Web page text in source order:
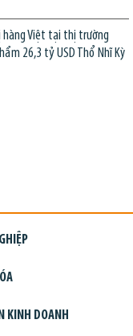
hàng Việt tại thị trường
26,3 tỷ USD Thổ Nhĩ Kỳ
KINH DOANH